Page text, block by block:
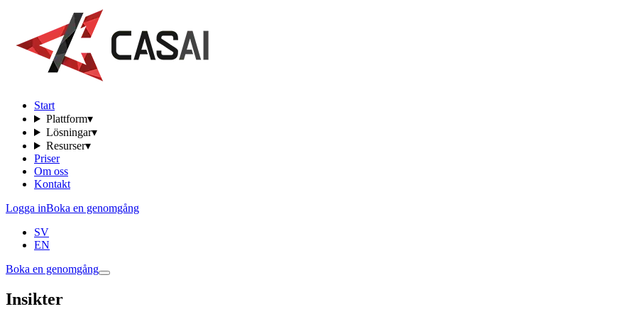
Start
Plattform▾
Lösningar▾
Resurser▾
Priser
Om oss
Kontakt
Logga inBoka en genomgång
SV
EN
Boka en genomgång
Insikter